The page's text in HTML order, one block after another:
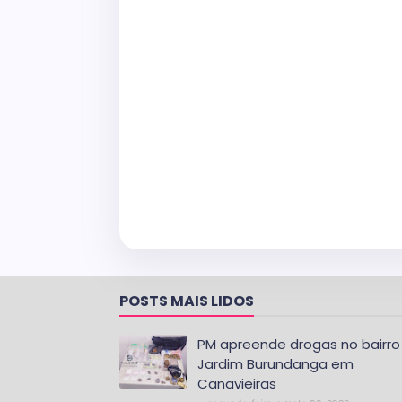
POSTS MAIS LIDOS
PM apreende drogas no bairro
Jardim Burundanga em
Canavieiras